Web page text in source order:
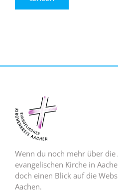
Wenn du noch mehr über die
evangelischen Kirche in
doch einen Blick auf die
Aachen.